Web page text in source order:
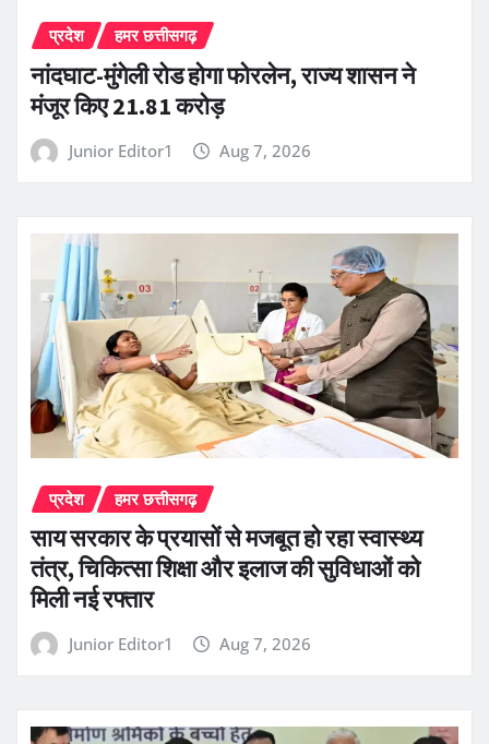
प्रदेश हमर छत्तीसगढ़
नांदघाट-मुंगेली रोड होगा फोरलेन, राज्य शासन ने
मंजूर किए 21.81 करोड़
Junior Editor1 Aug 7, 2026
प्रदेश हमर छत्तीसगढ़
साय सरकार के प्रयासों से मजबूत हो रहा स्वास्थ्य
तंत्र, चिकित्सा शिक्षा और इलाज की सुविधाओं को
मिली नई रफ्तार
Junior Editor1 Aug 7, 2026